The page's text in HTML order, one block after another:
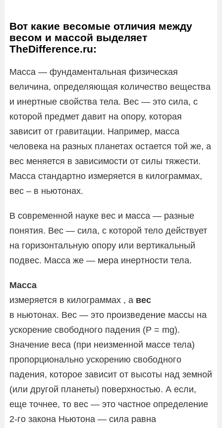
Вот какие весомые отличия между
весом и массой выделяет
TheDifference.ru:
Масса — фундаментальная физическая
величина, определяющая количество вещества
и инертные свойства тела. Вес — это сила, с
которой предмет давит на опору, которая
зависит от гравитации. Например, масса
человека на разных планетах остается той же, а
вес меняется в зависимости от силы тяжести.
Масса стандартно измеряется в килограммах,
вес – в ньютонах.
В современной науке вес и масса — разные
понятия. Вес — сила, с которой тело действует
на горизонтальную опору или вертикальный
подвес. Масса же — мера инертности тела.
Масса
измеряется в килограммах , а вес
в ньютонах. Вес — это произведение массы на
ускорение свободного падения (P = mg).
Значение веса (при неизменной массе тела)
пропорционально ускорению свободного
падения, которое зависит от высоты над земной
(или другой планеты) поверхностью. А если,
еще точнее, то вес — это частное определение
2-го закона Ньютона — сила равна